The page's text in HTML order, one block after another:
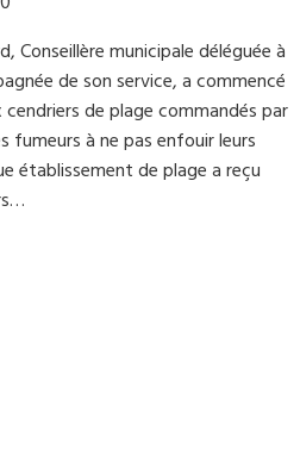
Conseillère municipale déléguée à
de son service, a commencé
de plage commandés par
fumeurs à ne pas enfouir leurs
établissement de plage a reçu